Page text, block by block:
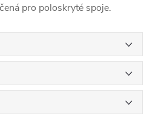
pro poloskryté spoje.